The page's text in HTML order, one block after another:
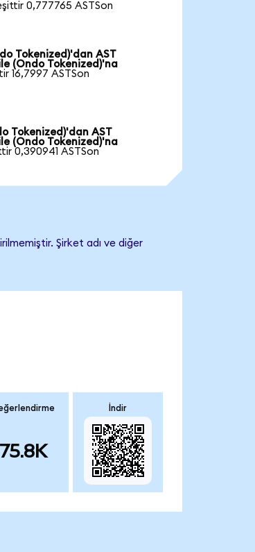
0,777765 ASTSon
Tokenized)'dan AST
(Ondo Tokenized)'na
16,7997 ASTSon
Tokenized)'dan AST
(Ondo Tokenized)'na
0,390941 ASTSon
Şirket adı ve diğer
75.8K
İndir